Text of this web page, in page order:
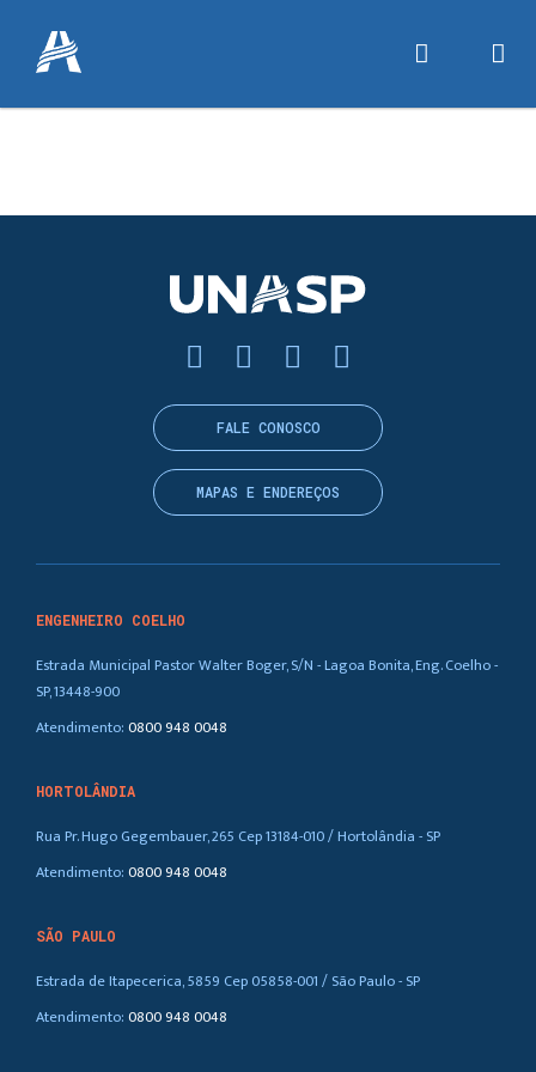
ENGENHEIRO COELHO
Estrada Municipal Pastor Walter Boger, S/N - Lagoa Bonita, Eng. Coelho -
SP, 13448-900
Atendimento:0800 948 0048
HORTOLÂNDIA
Rua Pr. Hugo Gegembauer, 265 Cep 13184-010 / Hortolândia - SP
Atendimento:0800 948 0048
SÃO PAULO
Estrada de Itapecerica, 5859 Cep 05858-001 / São Paulo - SP
Atendimento:0800 948 0048
FALE CONOSCO
MAPAS E ENDEREÇOS